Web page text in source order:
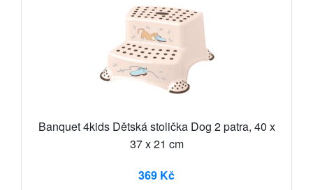
Banquet 4kids Dětská stolička Dog 2 patra, 40 x
37 x 21 cm
369 Kč